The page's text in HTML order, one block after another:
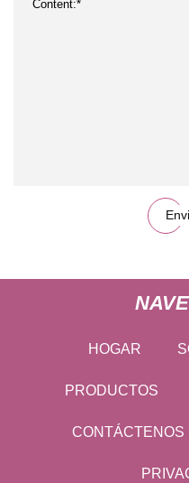
HOGAR
PRODUCTOS
CONTÁCTENOS